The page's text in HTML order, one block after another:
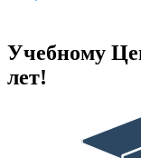
Учебному
лет!